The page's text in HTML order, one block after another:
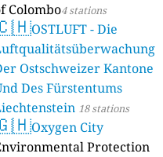
Colombo4 stations
OSTLUFT - Die
Ostschweizer Kantone
Des Fürstentums
18 stations
Oxygen City
Protection